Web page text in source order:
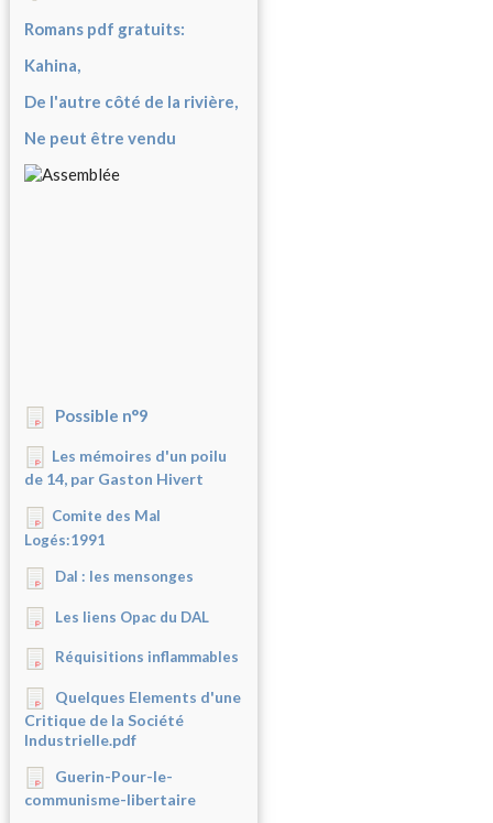
Romans pdf gratuits:
Kahina,
De l'autre côté de la rivière,
Ne peut être vendu
Possible n°9
Les mémoires d'un poilu
de 14, par Gaston Hivert
Comite des Mal
Logés:1991
Dal : les mensonges
Les liens Opac du DAL
Réquisitions inflammables
Quelques Elements d'une
Critique de la Société
Industrielle.pdf
Guerin-Pour-le-
communisme-libertaire